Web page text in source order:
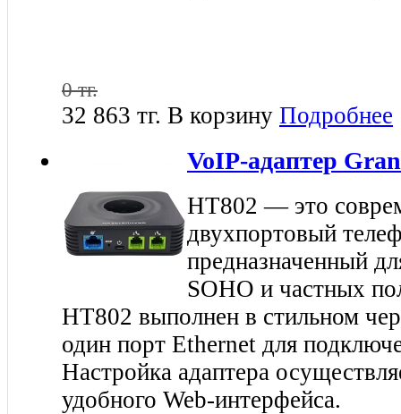
0 тг.
32 863 тг. В корзину Подробнее
VoIP-адаптер
HT802 — это
двухпортовый
предназначенный
SOHO и частных
HT802 выполнен в стильном
один порт Ethernet для
Настройка адаптера
удобного Web-интерфейса.